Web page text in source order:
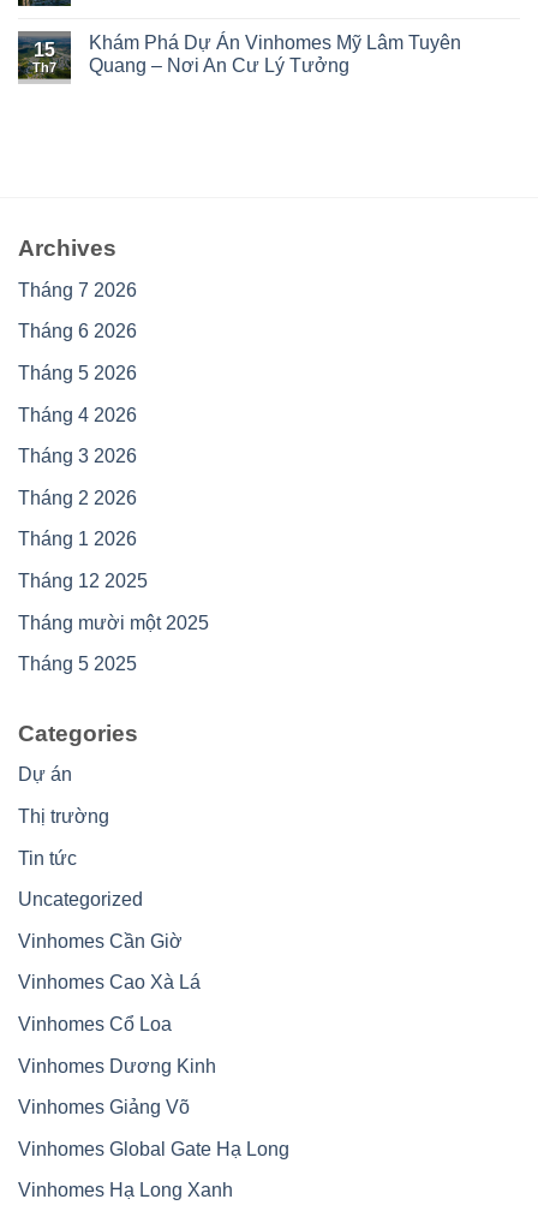
15
Th7
Khám Phá Dự Án Vinhomes Mỹ Lâm Tuyên
Quang – Nơi An Cư Lý Tưởng
Archives
Tháng 7 2026
Tháng 6 2026
Tháng 5 2026
Tháng 4 2026
Tháng 3 2026
Tháng 2 2026
Tháng 1 2026
Tháng 12 2025
Tháng mười một 2025
Tháng 5 2025
Categories
Dự án
Thị trường
Tin tức
Uncategorized
Vinhomes Cần Giờ
Vinhomes Cao Xà Lá
Vinhomes Cổ Loa
Vinhomes Dương Kinh
Vinhomes Giảng Võ
Vinhomes Global Gate Hạ Long
Vinhomes Hạ Long Xanh